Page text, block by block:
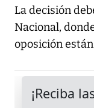
La decisión
Nacional,
oposición